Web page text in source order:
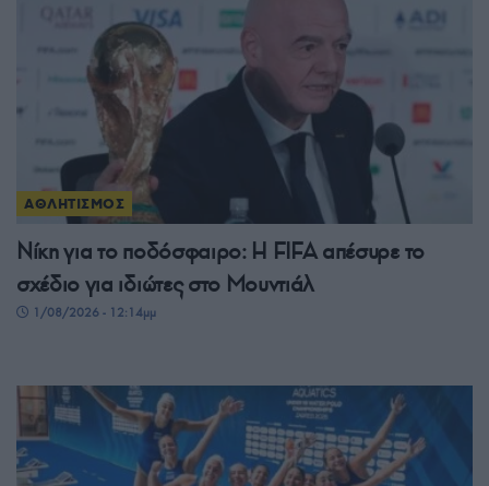
ΑΘΛΗΤΙΣΜΟΣ
Νίκη για το ποδόσφαιρο: Η FIFA απέσυρε το
σχέδιο για ιδιώτες στο Μουντιάλ
1/08/2026 - 12:14μμ